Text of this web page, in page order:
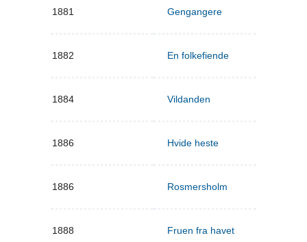
1881 Gengangere
1882 En folkefiende
1884 Vildanden
1886 Hvide heste
1886 Rosmersholm
1888 Fruen fra havet